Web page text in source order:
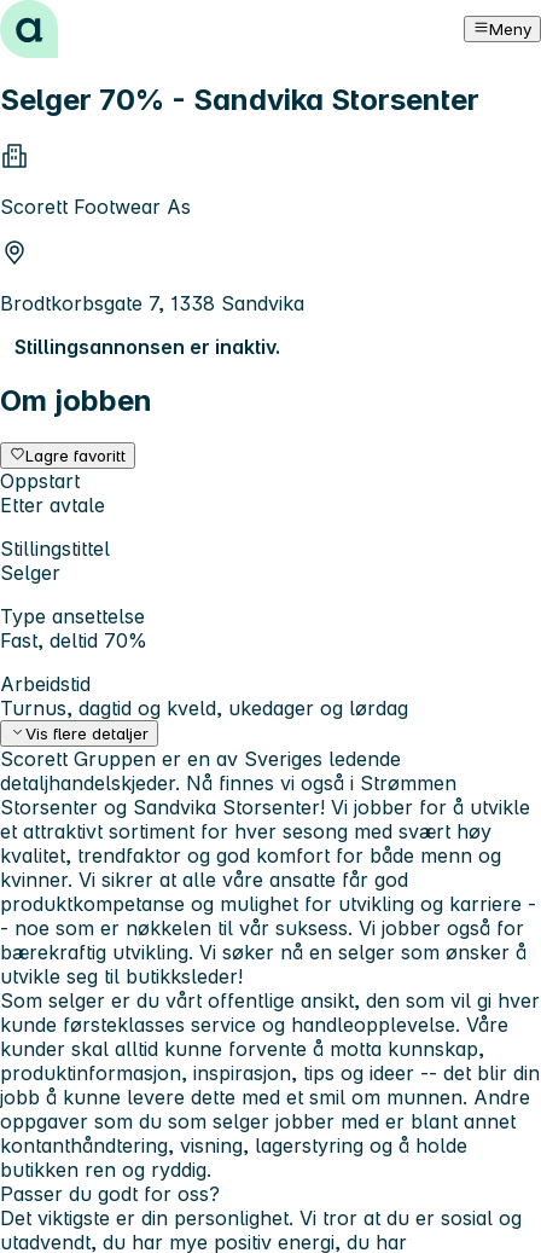
Hopp til innhold Meny
Selger 70% - Sandvika Storsenter
Scorett Footwear As
Brodtkorbsgate 7, 1338 Sandvika
Stillingsannonsen er inaktiv.
Om jobben
Lagre favoritt
Oppstart
Etter avtale
Stillingstittel
Selger
Type ansettelse
Fast, deltid 70%
Arbeidstid
Turnus, dagtid og kveld, ukedager og lørdag
Vis flere detaljer
Scorett Gruppen er en av Sveriges ledende
detaljhandelskjeder. Nå finnes vi også i Strømmen
Storsenter og Sandvika Storsenter! Vi jobber for å utvikle
et attraktivt sortiment for hver sesong med svært høy
kvalitet, trendfaktor og god komfort for både menn og
kvinner. Vi sikrer at alle våre ansatte får god
produktkompetanse og mulighet for utvikling og karriere -
- noe som er nøkkelen til vår suksess. Vi jobber også for
bærekraftig utvikling. Vi søker nå en selger som ønsker å
utvikle seg til butikksleder!
Som selger er du vårt offentlige ansikt, den som vil gi hver
kunde førsteklasses service og handleopplevelse. Våre
kunder skal alltid kunne forvente å motta kunnskap,
produktinformasjon, inspirasjon, tips og ideer -- det blir din
jobb å kunne levere dette med et smil om munnen. Andre
oppgaver som du som selger jobber med er blant annet
kontanthåndtering, visning, lagerstyring og å holde
butikken ren og ryddig.
Passer du godt for oss?
Det viktigste er din personlighet. Vi tror at du er sosial og
utadvendt, du har mye positiv energi, du har